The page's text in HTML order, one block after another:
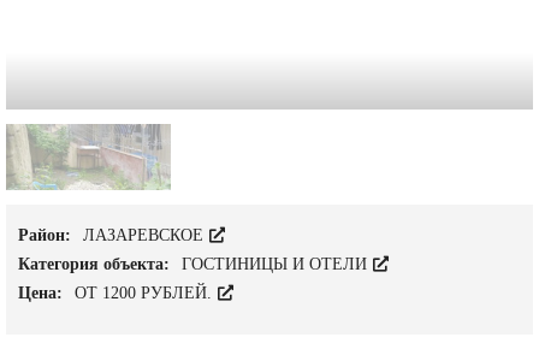
Район:
ЛАЗАРЕВСКОЕ
Категория объекта:
ГОСТИНИЦЫ И ОТЕЛИ
Цена:
ОТ 1200 РУБЛЕЙ.